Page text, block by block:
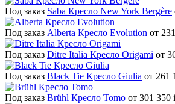
Под заказ Saba Кресло New York Bergère
Под заказ Alberta Кресло Evolution от
Под заказ Ditre Italia Кресло Origami от
Под заказ Black Tie Кресло Giulia от 261
Под заказ Brühl Кресло Tomo от 301 350 i